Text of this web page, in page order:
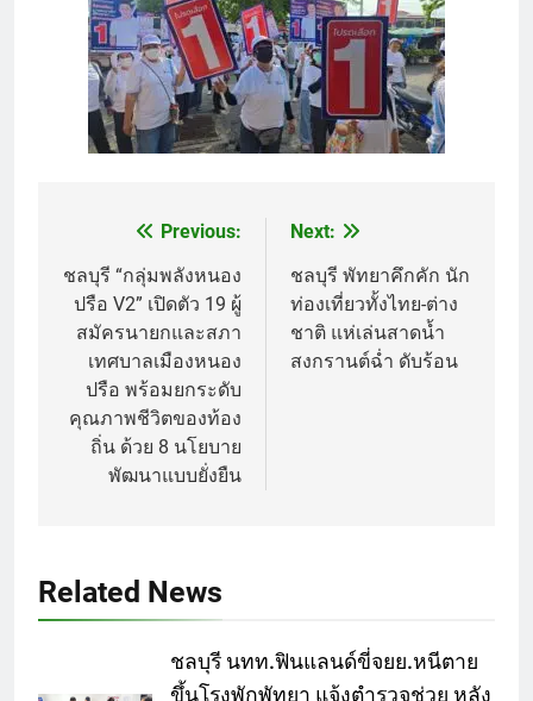
navigation
Previous:
ชลบุรี “กลุ่มพลังหนอง
ปรือ V2” เปิดตัว 19 ผู้
สมัครนายกและสภา
เทศบาลเมืองหนอง
ปรือ พร้อมยกระดับ
คุณภาพชีวิตของท้อง
ถิ่น ด้วย 8 นโยบาย
พัฒนาแบบยั่งยืน
Next:
ชลบุรี พัทยาคึกคัก นัก
ท่องเที่ยวทั้งไทย-ต่าง
ชาติ แห่เล่นสาดน้ำ
สงกรานต์ฉ่ำ ดับร้อน
Related News
ชลบุรี นทท.ฟินแลนด์ขี่จยย.หนีตาย
ขึ้นโรงพักพัทยา แจ้งตำรวจช่วย หลัง